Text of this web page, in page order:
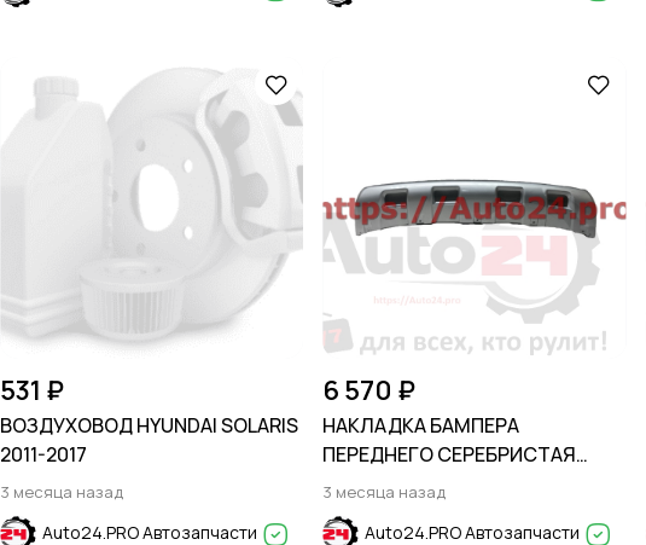
531 ₽
ВОЗДУХОВОД HYUNDAI SOLARIS
2011-2017
3 месяца назад
Auto24.PRO Автозапчасти
6 570 ₽
НАКЛАДКА БАМПЕРА
ПЕРЕДНЕГО СЕРЕБРИСТАЯ
FORD EXPLORER 2020-
3 месяца назад
Auto24.PRO Автозапчасти